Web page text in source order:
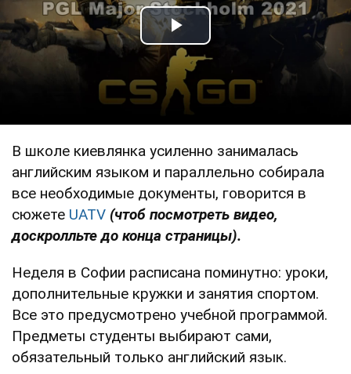
Play Video
В школе киевлянка усиленно занималась
английским языком и параллельно собирала
все необходимые документы, говорится в
сюжете UATV (чтоб посмотреть видео,
доскролльте до конца страницы).
Неделя в Софии расписана поминутно: уроки,
дополнительные кружки и занятия спортом.
Все это предусмотрено учебной программой.
Предметы студенты выбирают сами,
обязательный только английский язык.